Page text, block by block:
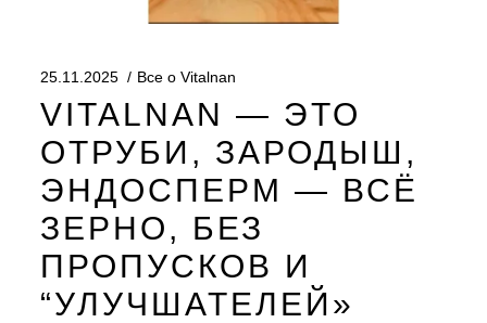
25.11.2025 Все о Vitalnan
VITALNAN — ЭТО
ОТРУБИ, ЗАРОДЫШ,
ЭНДОСПЕРМ — ВСЁ
ЗЕРНО, БЕЗ
ПРОПУСКОВ И
“УЛУЧШАТЕЛЕЙ»